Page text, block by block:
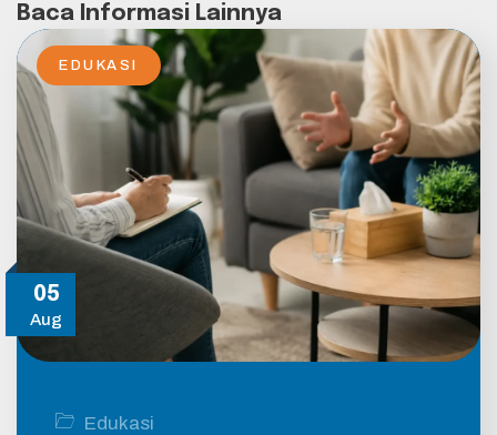
Baca Informasi Lainnya
05
Aug
EDUKASI
Edukasi